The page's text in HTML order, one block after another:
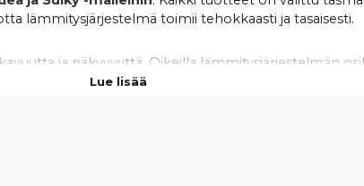
lämmitysjärjestelmä toimii tehokkaasti ja tasaisesti.
ja näkyvyyttä. Oikeilla lämmitysjärjestelmän
ympäri vuoden. Tarjoamme
Lue lisää